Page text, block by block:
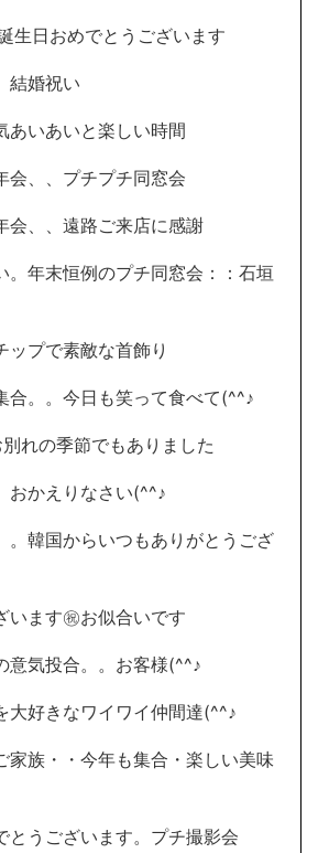
生日おめでとうございます
結婚祝い
あいあいと楽しい時間
会、、プチプチ同窓会
会、、遠路ご来店に感謝
。年末恒例のプチ同窓会：：石垣
ップで素敵な首飾り
合。。今日も笑って食べて(^^♪
れの季節でもありました
おかえりなさい(^^♪
。韓国からいつもありがとうござ
います㊗お似合いです
気投合。。お客様(^^♪
好きなワイワイ仲間達(^^♪
家族・・今年も集合・楽しい美味
とうございます。プチ撮影会